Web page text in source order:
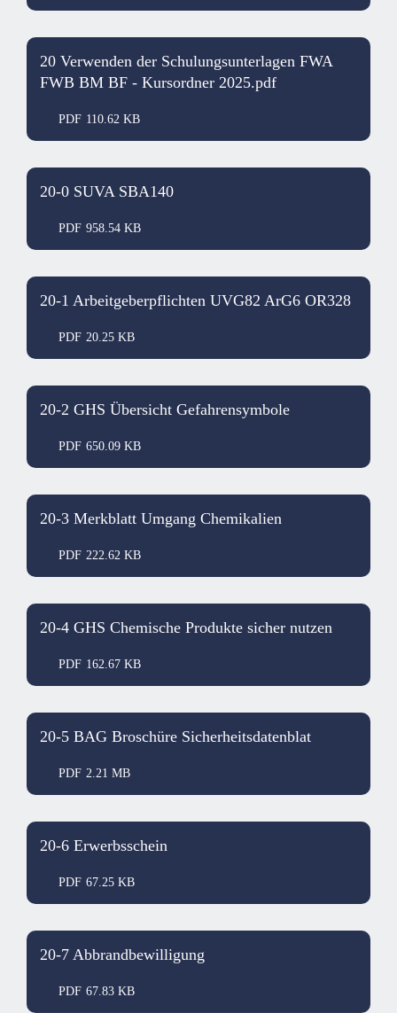
20 Verwenden der Schulungsunterlagen FWA
FWB BM BF - Kursordner 2025.pdf
PDF 110.62 KB
20-0 SUVA SBA140
PDF 958.54 KB
20-1 Arbeitgeberpflichten UVG82 ArG6 OR328
PDF 20.25 KB
20-2 GHS Übersicht Gefahrensymbole
PDF 650.09 KB
20-3 Merkblatt Umgang Chemikalien
PDF 222.62 KB
20-4 GHS Chemische Produkte sicher nutzen
PDF 162.67 KB
20-5 BAG Broschüre Sicherheitsdatenblat
PDF 2.21 MB
20-6 Erwerbsschein
PDF 67.25 KB
20-7 Abbrandbewilligung
PDF 67.83 KB